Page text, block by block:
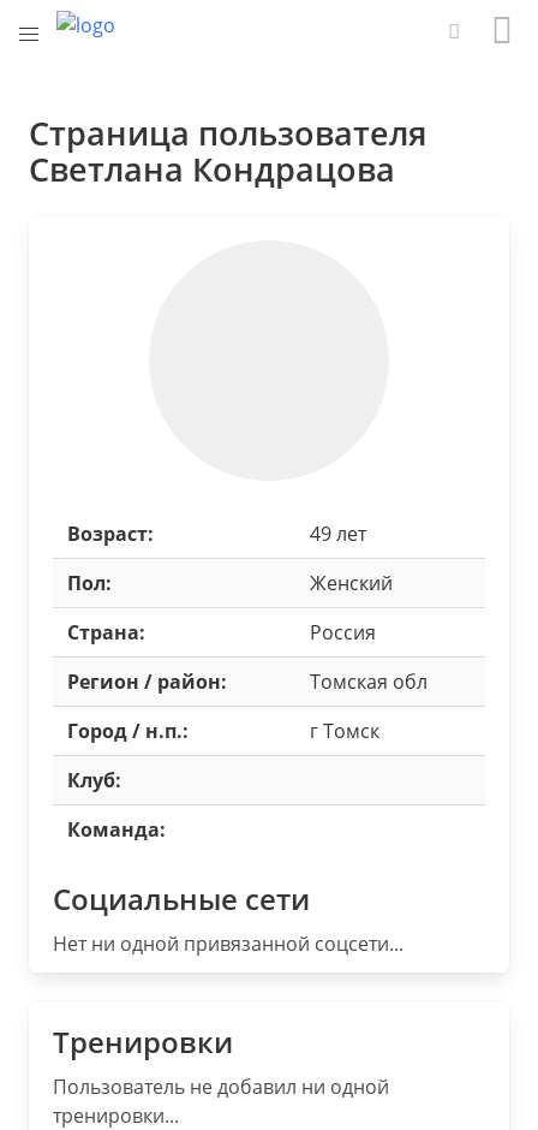
Страница пользователя
Светлана Кондрацова
Возраст:
49 лет
Пол:
Женский
Страна:
Россия
Регион / район:
Томская обл
Город / н.п.:
г Томск
Клуб:
Команда:
Социальные сети
Нет ни одной привязанной соцсети...
Тренировки
Пользователь не добавил ни одной
тренировки...